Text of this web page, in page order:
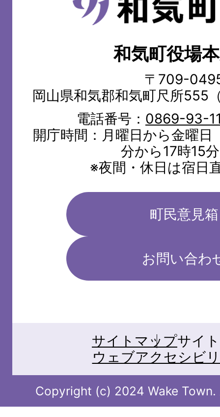
気
和気町役場
〒709-
岡山県和気郡和気町尺所555
電話番号： 0869-93-
開庁時間：月曜日から金曜
分から17時15
※夜間・休日は宿日
町民意見箱
お問い合わ
サイトマップサイ
ウェブアクセシビ
Copyright (c) 2024 Wake Town.